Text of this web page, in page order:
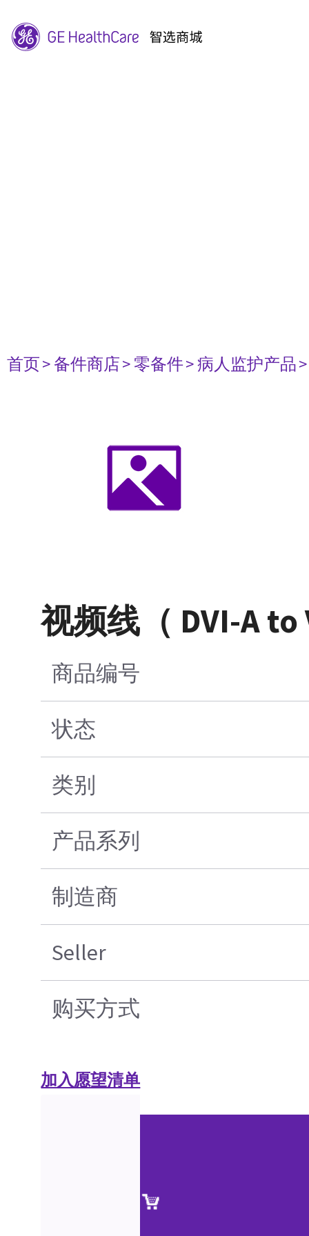
首页> 备件商店> 零备件> 病人监护产品
视频线（ DVI-A to
商品编号
状态
类别
产品系列
制造商
Seller
购买方式
加入愿望清单